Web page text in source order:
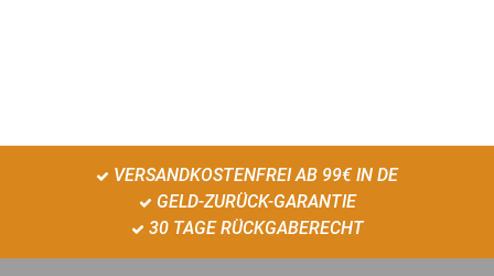
VERSANDKOSTENFREI AB 99€ IN DE
GELD-ZURÜCK-GARANTIE
30 TAGE RÜCKGABERECHT